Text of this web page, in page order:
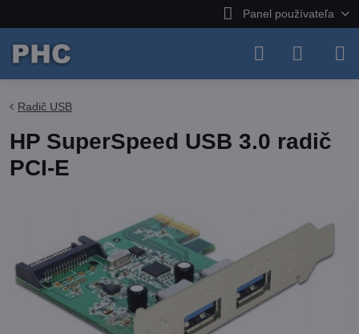
Panel používateľa
Radič USB
HP SuperSpeed USB 3.0 radič
PCI-E